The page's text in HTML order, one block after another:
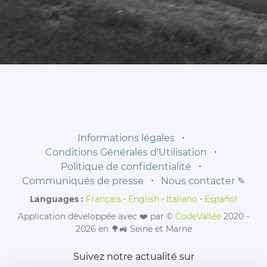
Informations légales
⋅
Conditions Générales d'Utilisation
⋅
Politique de confidentialité
⋅
Communiqués de presse
⋅ Nous contacter ✎
Languages : Français ⋅ English ⋅ Italiano ⋅ Español
Application développée avec ❤️ par © CodeVallée 2020 -
2026 en 🌳🚜 Seine et Marne
Suivez notre actualité sur